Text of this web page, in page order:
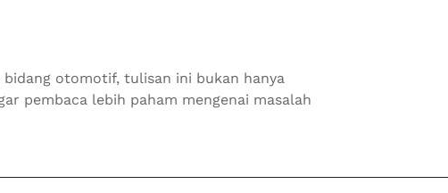
otomotif, tulisan ini bukan hanya
pembaca lebih paham mengenai masalah